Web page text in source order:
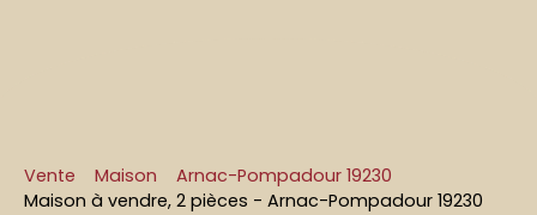
Vente Maison
Arnac-Pompadour 19230
Maison à vendre, 2 pièces - Arnac-Pompadour 19230